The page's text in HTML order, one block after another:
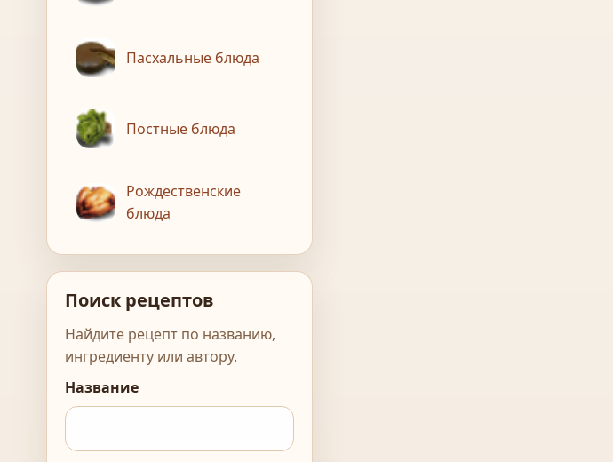
Пасхальные блюда
Постные блюда
Рождественские
блюда
Поиск рецептов
Найдите рецепт по названию,
ингредиенту или автору.
Название